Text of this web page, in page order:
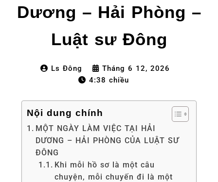
Dương – Hải Phòng –
Luật sư Đông
Ls Đông
Tháng 6 12, 2026
4:38 chiều
Nội dung chính
MỘT NGÀY LÀM VIỆC TẠI HẢI
DƯƠNG – HẢI PHÒNG CỦA LUẬT SƯ
ĐÔNG
Khi mỗi hồ sơ là một câu
chuyện, mỗi chuyến đi là một